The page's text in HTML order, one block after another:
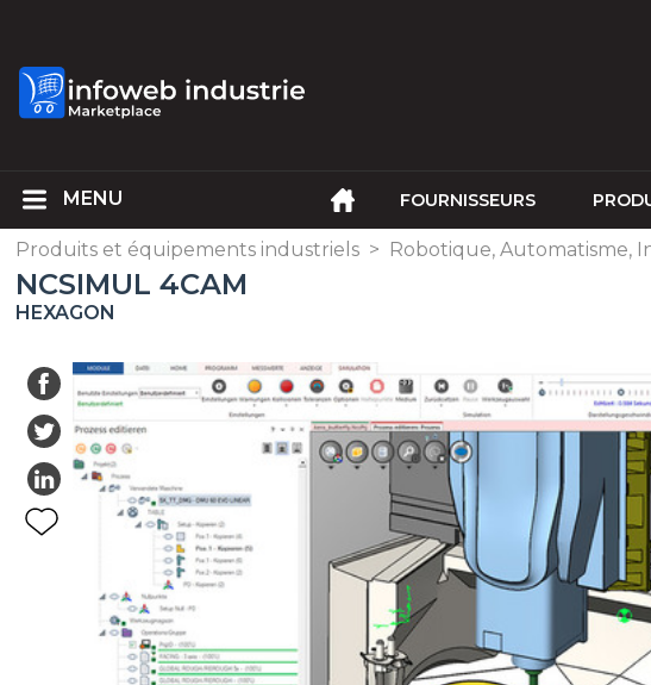
FOURNISSEURS
Produits et équipements industriels > Robotique, Automatisme,
NCSIMUL 4CAM
HEXAGON